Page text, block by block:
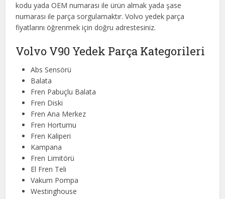
kodu yada OEM numarası ile ürün almak yada şase
numarası ile parça sorgulamaktır. Volvo yedek parça
fiyatlarını öğrenmek için doğru adrestesiniz.
Volvo V90 Yedek Parça Kategorileri
Abs Sensörü
Balata
Fren Pabuçlu Balata
Fren Diski
Fren Ana Merkez
Fren Hortumu
Fren Kaliperi
Kampana
Fren Limitörü
El Fren Teli
Vakum Pompa
Westinghouse